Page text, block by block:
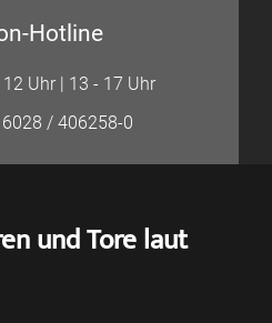
Hotline
Uhr | 13 - 17 Uhr
/ 406258-0
und Tore laut